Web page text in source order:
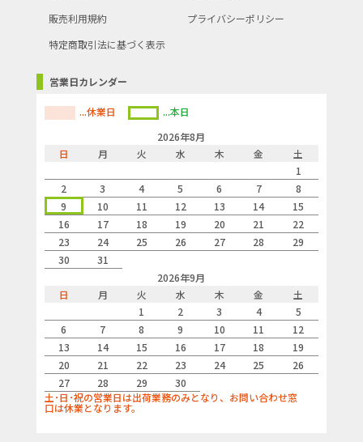
販売利用規約
プライバシーポリシー
特定商取引法に基づく表示
営業日カレンダー
...休業日
...本日
2026年8月
日
月 火 水 木 金
土
1
2
3 4 5 6 7
8
9
10 11 12 13 14
15
16
17 18 19 20 21
22
23
24 25 26 27 28
29
30
31
2026年9月
日
月 火 水 木 金
土
1
2 3 4
5
6
7 8 9 10 11
12
13
14 15 16 17 18
19
20
21 22 23 24 25
26
27
28 29
30
土･日･祝の営業日は出荷業務のみとなり、お問い合わせ窓
口は休業となります。